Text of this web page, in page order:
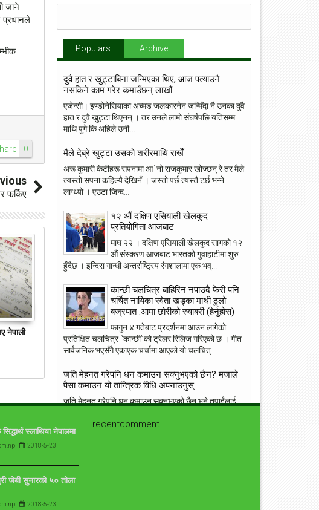
जाने
प्रधानले
0
फर्किए
नेपाली
23
May
2018
कांग्रेस उपसभापति निधि अमेरिकामा
22
May
आइपीएल : हैदरावादलाई हराउँदै चेन्नाई
पटक फाइनलमा, फाप डु प्लेसिसको
ब्याटिङ
Populars Archive
दुवै हात र खुट्टाबिना जन्मिएका थिए, आज पत्याउनै
नसकिने काम गरेर कमाउँछन् लाखौं
एजेन्सी। इण्डोनेसियाका अच्मड जलकारनेन जन्मिँदा नै उनका दुवै
हात र दुवै खुट्टा थिएनन् । तर उनले लामो संघर्षपछि यतिसम्म
माथि पुगे कि अहिले उनी...
मैले देब्रे खुट्टा उसको शरीरमाथि राखेँ
अरू कुमारी केटीहरू सपनामा आˆनो राजकुमार खोज्छन् रे तर मैले
त्यस्तो सपना कहिल्यै देखिनँ । जस्तो पर्छ त्यस्तै टर्छ भन्ने
लाग्थ्यो । एउटा जिन्द...
१२ औं दक्षिण एसियाली खेलकुद
प्रतियोगिता आजबाट
माघ २२ । दक्षिण एसियाली खेलकुद सागको १२
औं संस्करण आजबाट भारतको गुवाहाटीमा शुरु
हुँदैछ । इन्दिरा गान्धी अन्तर्राष्ट्रिय रंगशालामा एक भव्...
कान्छी चलचित्र बाहिरिन नपाउदै फेरी पनि
चर्चित नायिका स्वेता खड्का माथी ठुलो
बज्रपात :आमा छोरीको रुवाबरी (हेर्नुहोस)
फागुन ४ गतेबाट प्रदर्शनमा आउन लागेको
प्रतिक्षित चलचित्र “कान्छी”को ट्रेलर रिलिज गरिएको छ । गीत
सार्वजनिक भएसँगै एकाएक चर्चामा आएको यो चलचित्...
जति मेहनत गरेपनि धन कमाउन सक्नुभएको छैन? मजाले
पैसा कमाउन यो तान्त्रिक विधि अपनाउनुस्
जति मेहनत गरेपनि धन कमाउन सक्नुभएको छैन भने तपाईंलाई
दिनदिनै २१ चोटि जप्नुस् । का...
ब्राह्लेस सेलिब्रिटी सेलिब्रिज का लागि उनको ब्रा छोड़ने बस्त्र
सामान्य हो । जब जब उनीहरु रातो कालो, अगाडी पछाडी छल्नै
स्लाथिया नेपालमा
2018-5-23
जेबी सुनारको ५० तोला
2018-5-23
recentcomment